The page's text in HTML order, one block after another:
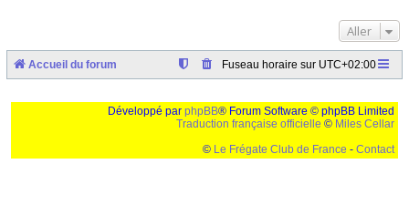
Aller
Accueil du forum Fuseau horaire sur UTC+02:00
Développé par phpBB® Forum Software © phpBB Limited
Traduction française officielle © Miles Cellar
© Le Frégate Club de France - Contact